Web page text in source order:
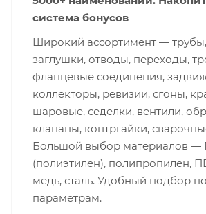
система бонусов
Широкий ассортимент —
заглушки, отводы, переходы,
фланцевые соединения,
коллекторы, ревизии, сгоны,
шаровые, седелки, вентили,
клапаны, контргайки,
Большой выбор материалов
(полиэтилен), полипропилен,
медь, сталь. Удобный подбор по
параметрам.